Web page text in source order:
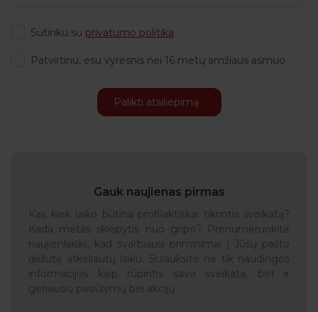
Sutinku su privatumo politika
Patvirtinu, esu vyresnis nei 16 metų amžiaus asmuo
Gauk naujienas pirmas
Kas kiek laiko būtina profilaktiškai tikrintis sveikatą?
Kada metas skiepytis nuo gripo? Prenumeruokite
naujienlaiškį, kad svarbiausi priminimai į Jūsų pašto
dėžutę atkeliautų laiku. Sulauksite ne tik naudingos
informacijos kaip rūpintis savo sveikata, bet ir
geriausių pasiūlymų bei akcijų.